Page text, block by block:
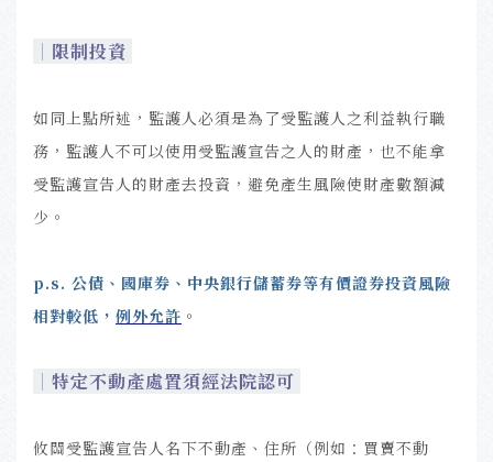
｜ 限制投資
如同上點所述，監護人必須是為了受監護人之利益執行職
務，監護人不可以使用受監護宣告之人的財產，也不能拿
受監護宣告人的財產去投資，避免產生風險使財產數額減
少。
p.s. 公債、國庫券、中央銀行儲蓄券等有價證券投資風險
相對較低， 例外允許 。
｜ 特定不動產處置須經法院認可
攸關受監護宣告人名下不動產、住所（例如：買賣不動